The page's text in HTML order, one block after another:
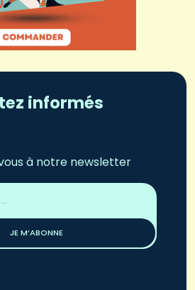
informés
à notre newsletter
JE M’ABONNE